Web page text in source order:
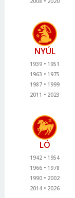
NYÚL
1939
1951
1963
1975
1987
1999
2011
2023
LÓ
1942
1954
1966
1978
1990
2002
2014
2026